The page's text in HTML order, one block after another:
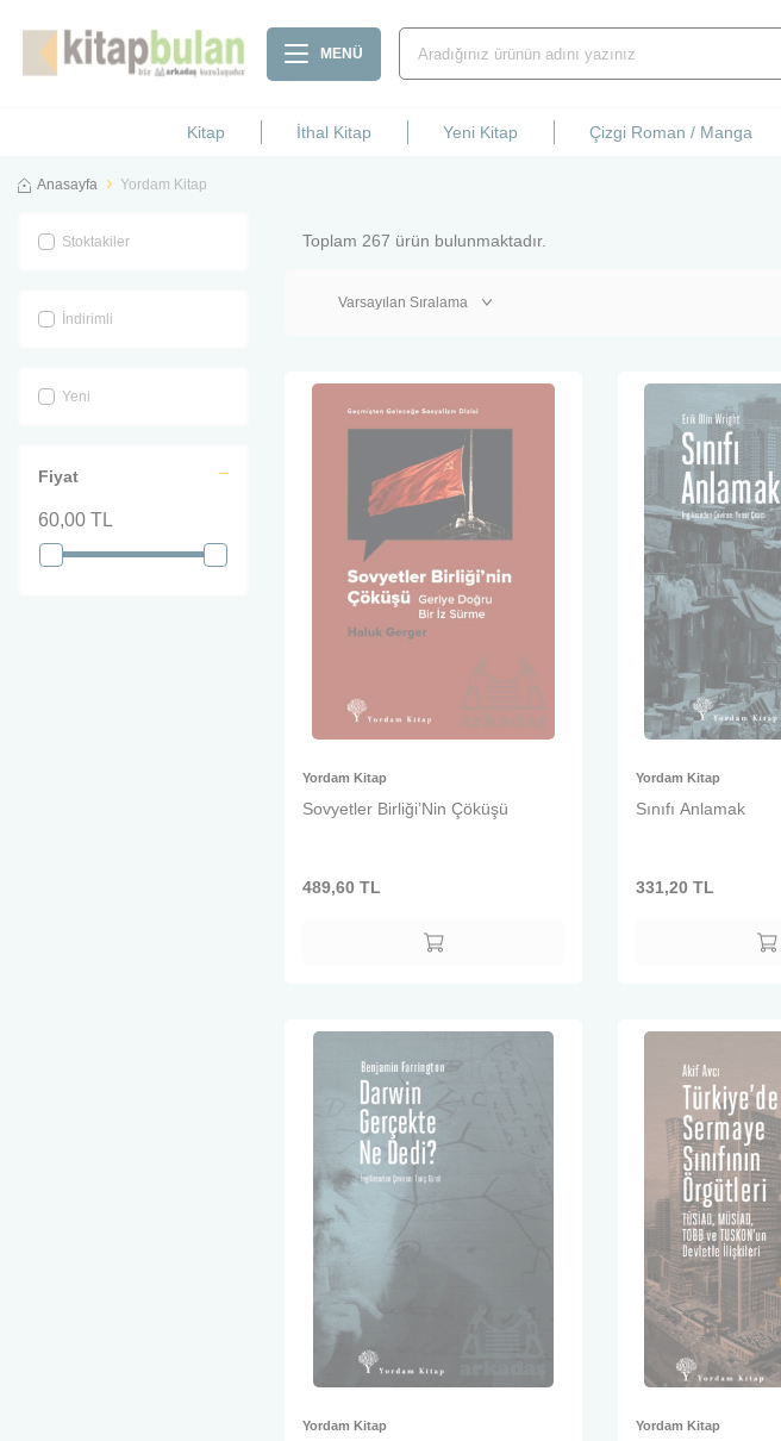
MENÜ
Kitap İthal Kitap Yeni Kitap Çizgi Roman / Manga
Anasayfa Yordam Kitap
Stoktakiler
İndirimli
Yeni
Fiyat
60,00 TL
Toplam 267 ürün bulunmaktadır.
Yordam Kitap
Sovyetler Birliği’Nin Çöküşü
489,60 TL
Yordam Kitap
Sınıfı Anlamak
331,20 TL
Yordam Kitap Yordam Kitap